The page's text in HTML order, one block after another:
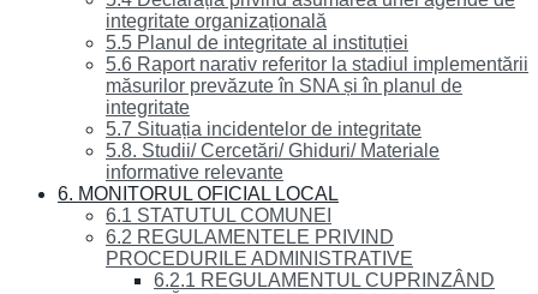
integritate organizațională
5.5 Planul de integritate al instituției
5.6 Raport narativ referitor la stadiul implementării
măsurilor prevăzute în SNA și în planul de
integritate
5.7 Situația incidentelor de integritate
5.8. Studii/ Cercetări/ Ghiduri/ Materiale
informative relevante
6. MONITORUL OFICIAL LOCAL
6.1 STATUTUL COMUNEI
6.2 REGULAMENTELE PRIVIND
PROCEDURILE ADMINISTRATIVE
6.2.1 REGULAMENTUL CUPRINZÂND